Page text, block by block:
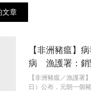
文章
【非洲豬瘟】
病 漁護署：銷
【非洲豬瘟／漁護署
日）公布，元朗一個